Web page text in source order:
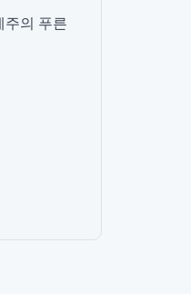
주의 푸른